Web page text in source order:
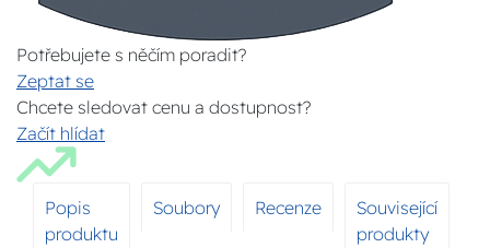
Potřebujete s něčím poradit?
Zeptat se
Chcete sledovat cenu a dostupnost?
Začít hlídat
Popis
produktu
Soubory Recenze
Související
produkty